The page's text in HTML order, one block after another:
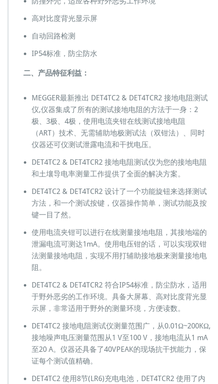
全
数
显
M
e
g
e
r
V
O
高对比度背光显示屏
自动回路检测
IP54标准，防尘防水
二、产品特征利益：
MEGGER最新推出 DET4TC2 & DET4TCR2 接地电阻测试
仪,仪器集成了所有的测试接地电阻的方法于一身：2
极、3极、4极，使用电流夹钳在线测试接地电阻
（ART）技术、无需辅助地极测试法（双钳法）、同时
仪器还可仪测试泄露电流和干扰电压。
DET4TC2 & DET4TCR2 接地电阻测试仪为您的接地电阻
和土壤导电率测量工作提供了全面的解决方案。
DET4TC2 & DET4TCR2 设计了一个功能旋钮来选择测试
方法，和一个测试按键，仪器操作简单，测试功能及按
键一目了然。
使用电流夹钳可以进行在线测量接地电阻，其接地端的
泄漏电流可测达1mA。使用电压钳的话，可以实现双钳
法测量接地电阻，实现不用打辅助接地极来测量接地电
阻。
DET4TC2 & DET4TCR2 符合IP54标准，防尘防水，适用
于野外恶劣的工作环境。具备大屏幕、高对比度背光显
示屏，非常适用于野外的测量环境，方便读数。
DET4TC2 接地电阻测试仪测量范围广，从0.01Ω~200KΩ,
接地噪声电压测量范围从1 V至100 V，接地电流从1 mA
至20 A。仪器还具备了40VPEAK的现场抗干扰能力，保
证每个测试值精确。
DET4TC2 使用8节(LR6)充电电池，DET4TCR2 使用了内